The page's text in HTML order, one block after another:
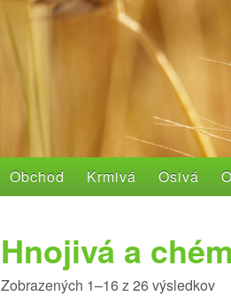
Obchod Krmivá Osivá
Hnojivá a
Zobrazených 1–16 z 26 výsledkov